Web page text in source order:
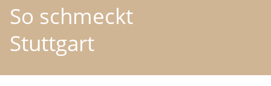
So schmeckt
Stuttgart